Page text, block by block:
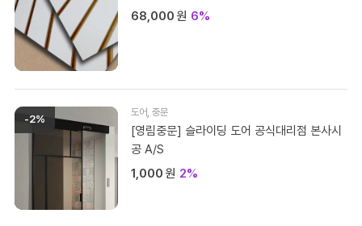
68,000 원 6%
-2%
도어 ,중문
[영림중문] 슬라이딩 도어 공식대리점 본사시
공 A/S
1,000 원 2%